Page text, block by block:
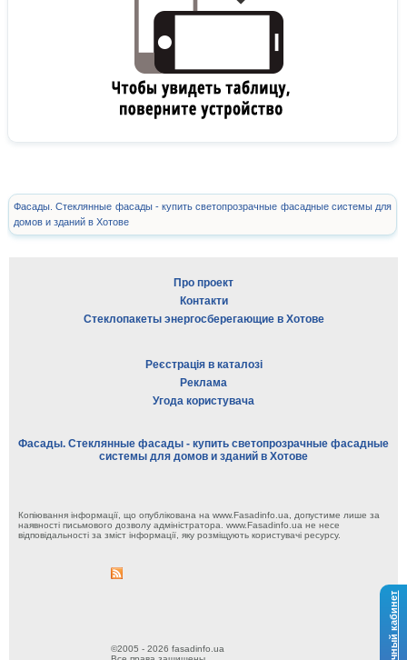
Личный кабинет
Фасады. Стеклянные фасады - купить светопрозрачные фасадные системы для
домов и зданий в Хотове
Про проект
Контакти
Стеклопакеты энергосберегающие в Хотове
Реєстрація в каталозі
Реклама
Угода користувача
Фасады. Стеклянные фасады - купить светопрозрачные фасадные
системы для домов и зданий в Хотове
Копіювання інформації, що опублікована на www.Fasadinfo.ua, допустиме лише за
наявності письмового дозволу адміністратора. www.Fasadinfo.ua не несе
відповідальності за зміст інформації, яку розміщують користувачі ресурсу.
©2005 - 2026 fasadinfo.ua